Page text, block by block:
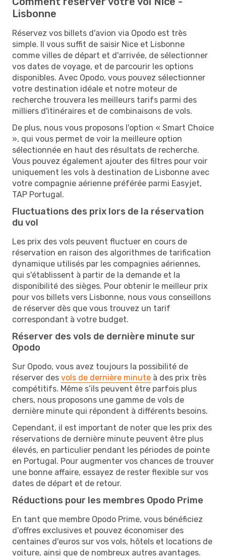
Lisbonne
Réservez vos billets d'avion via Opodo est très
simple. Il vous suffit de saisir Nice et Lisbonne
comme villes de départ et d'arrivée, de sélectionner
vos dates de voyage, et de parcourir les options
disponibles. Avec Opodo, vous pouvez sélectionner
votre destination idéale et notre moteur de
recherche trouvera les meilleurs tarifs parmi des
milliers d'itinéraires et de combinaisons de vols.
De plus, nous vous proposons l'option « Smart Choice
», qui vous permet de voir la meilleure option
sélectionnée en haut des résultats de recherche.
Vous pouvez également ajouter des filtres pour voir
uniquement les vols à destination de Lisbonne avec
votre compagnie aérienne préférée parmi Easyjet,
TAP Portugal.
Fluctuations des prix lors de la réservation
du vol
Les prix des vols peuvent fluctuer en cours de
réservation en raison des algorithmes de tarification
dynamique utilisés par les compagnies aériennes,
qui s'établissent à partir de la demande et la
disponibilité des sièges. Pour obtenir le meilleur prix
pour vos billets vers Lisbonne, nous vous conseillons
de réserver dès que vous trouvez un tarif
correspondant à votre budget.
Réserver des vols de dernière minute sur
Opodo
Sur Opodo, vous avez toujours la possibilité de
réserver des vols de dernière minute à des prix très
compétitifs. Même s’ils peuvent être parfois plus
chers, nous proposons une gamme de vols de
dernière minute qui répondent à différents besoins.
Cependant, il est important de noter que les prix des
réservations de dernière minute peuvent être plus
élevés, en particulier pendant les périodes de pointe
en Portugal. Pour augmenter vos chances de trouver
une bonne affaire, essayez de rester flexible sur vos
dates de départ et de retour.
Réductions pour les membres Opodo Prime
En tant que membre Opodo Prime, vous bénéficiez
d'offres exclusives et pouvez économiser des
centaines d'euros sur vos vols, hôtels et locations de
voiture, ainsi que de nombreux autres avantages.